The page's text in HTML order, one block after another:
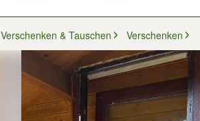
Verschenken & Tauschen Verschenken